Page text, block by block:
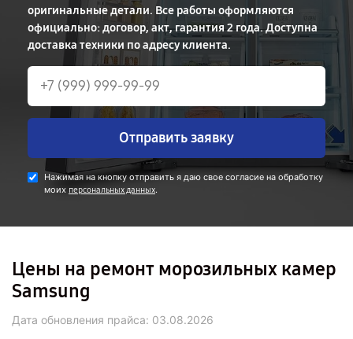
оригинальные детали. Все работы оформляются
официально: договор, акт, гарантия 2 года. Доступна
доставка техники по адресу клиента.
Отправить заявку
Нажимая на кнопку отправить я даю свое согласие на обработку
моих персональных данных.
Цены на ремонт морозильных камер
Samsung
Дата обновления прайса: 03.08.2026